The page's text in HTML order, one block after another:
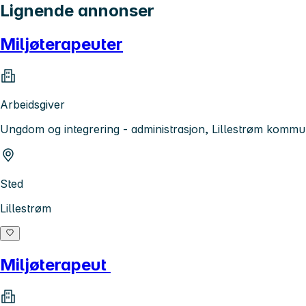
Lignende annonser
Miljøterapeuter
Arbeidsgiver
Ungdom og integrering - administrasjon, Lillestrøm
Sted
Lillestrøm
Miljøterapeut